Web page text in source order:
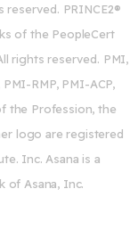
reserved. PRINCE2®
of the PeopleCert
rights reserved. PMI,
PMI-RMP, PMI-ACP,
the Profession, the
logo are registered
Inc. Asana is a
of Asana, Inc.